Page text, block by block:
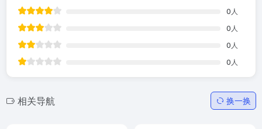
0 人
0 人
0 人
0 人
相关导航 换一换